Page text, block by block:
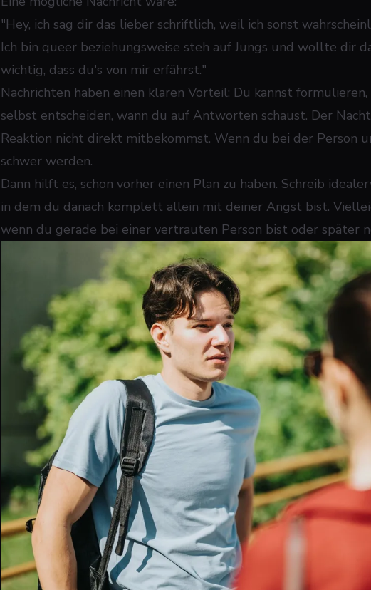
"Hey, ich sag dir das lieber schriftlich, weil ich sonst
Ich bin queer beziehungsweise steh auf Jungs und wollte dir
wichtig, dass du's von mir erfährst."
Nachrichten haben einen klaren Vorteil: Du kannst
selbst entscheiden, wann du auf Antworten schaust. Der
Reaktion nicht direkt mitbekommst. Wenn du bei der Person
schwer werden.
Dann hilft es, schon vorher einen Plan zu haben. Schreib
in dem du danach komplett allein mit deiner Angst bist.
wenn du gerade bei einer vertrauten Person bist oder später